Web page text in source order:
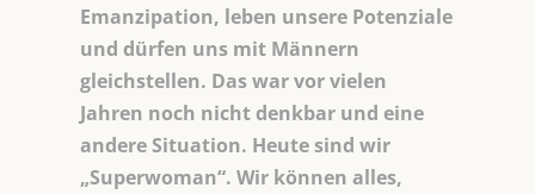
Emanzipation, leben unsere Potenziale
und dürfen uns mit Männern
gleichstellen. Das war vor vielen
Jahren noch nicht denkbar und eine
andere Situation. Heute sind wir
„Superwoman“. Wir können alles,